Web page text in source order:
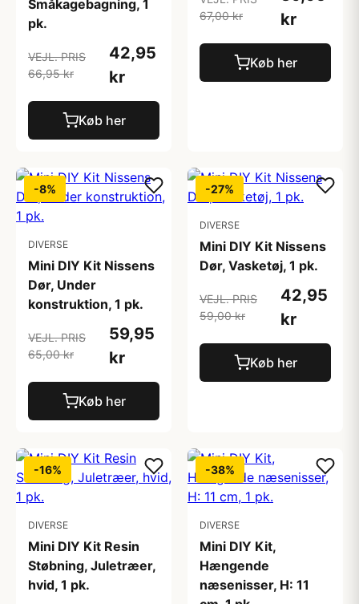
Småkagebagning, 1
pk.
VEJL. PRIS
66,95 kr
42,95
kr
Køb her
67,00 kr
kr
Køb her
-8%
DIVERSE
Mini DIY Kit Nissens
Dør, Under
konstruktion, 1 pk.
VEJL. PRIS
65,00 kr
59,95
kr
Køb her
-27%
DIVERSE
Mini DIY Kit Nissens
Dør, Vasketøj, 1 pk.
VEJL. PRIS
59,00 kr
42,95
kr
Køb her
-16%
DIVERSE
Mini DIY Kit Resin
Støbning, Juletræer,
hvid, 1 pk.
-38%
DIVERSE
Mini DIY Kit,
Hængende
næsenisser, H: 11